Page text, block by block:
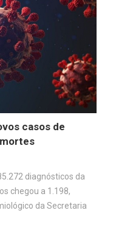
casos de
diagnósticos da
chegou a 1.198,
da Secretaria